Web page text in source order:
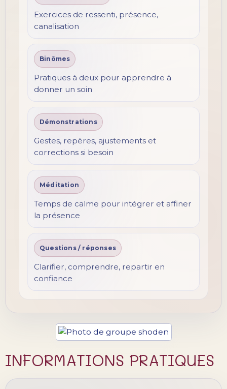
Exercices de ressenti, présence,
canalisation
Binômes
Pratiques à deux pour apprendre à
donner un soin
Démonstrations
Gestes, repères, ajustements et
corrections si besoin
Méditation
Temps de calme pour intégrer et affiner
la présence
Questions / réponses
Clarifier, comprendre, repartir en
confiance
INFORMATIONS PRATIQUES